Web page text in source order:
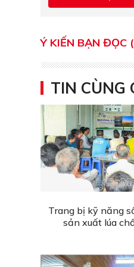
Ý KIẾN BẠN ĐỌC
TIN CÙNG
Trang bị kỹ năng
sản xuất lúa